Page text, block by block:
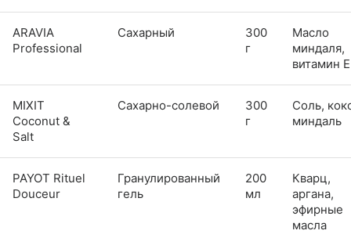
ARAVIA
Professional
Сахарный
300
г
Масло
миндаля,
витамин E
MIXIT
Coconut &
Salt
Сахарно-солевой
300
г
Соль,
миндаль
PAYOT Rituel
Douceur
Гранулированный
гель
200
мл
Кварц,
аргана,
эфирные
масла